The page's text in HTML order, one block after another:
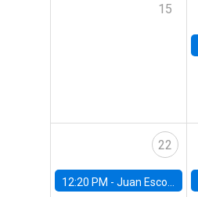
15
22
12:20 PM - Juan Escobar, Universidad de Chile